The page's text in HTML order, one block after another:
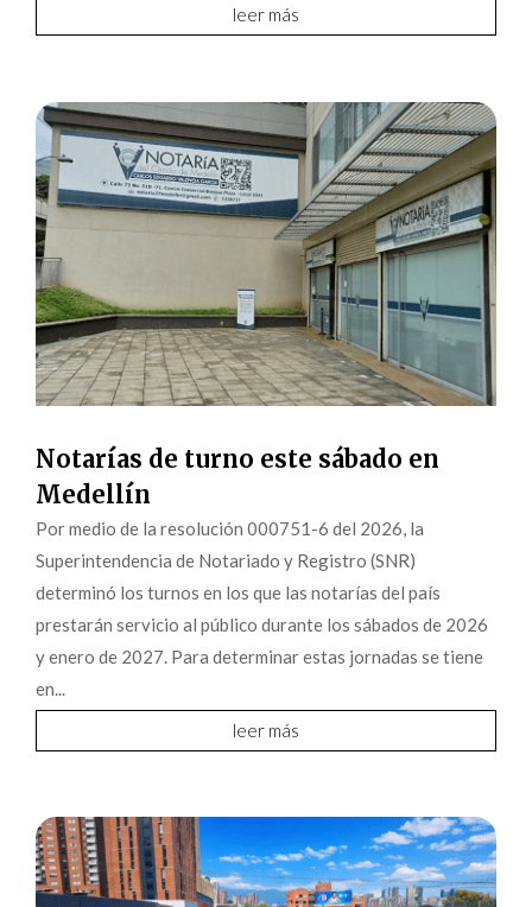
leer más
Notarías de turno este sábado en
Medellín
Por medio de la resolución 000751-6 del 2026, la
Superintendencia de Notariado y Registro (SNR)
determinó los turnos en los que las notarías del país
prestarán servicio al público durante los sábados de 2026
y enero de 2027. Para determinar estas jornadas se tiene
en...
leer más